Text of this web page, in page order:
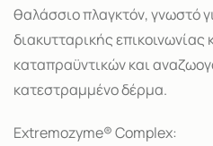
θαλάσσιο πλαγκτόν, γνωστό
διακυτταρικής επικοινωνίας
καταπραϋντικών και
κατεστραμμένο δέρμα.
Extremozyme® Complex: